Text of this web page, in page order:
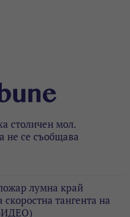
столичен мол.
не се съобщава
лумна край
скоростна тангента на